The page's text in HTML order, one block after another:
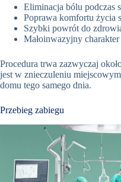
Eliminacja bólu podczas
Poprawa komfortu życia
Szybki powrót do
Małoinwazyjny charakter
Procedura trwa zazwyczaj
jest w znieczuleniu
domu tego samego dnia.
Przebieg zabiegu